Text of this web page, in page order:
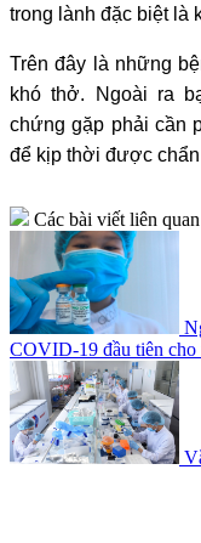
trong lành đặc biệt là
Trên đây là những
khó thở. Ngoài ra
chứng gặp phải cần
để kịp thời được
Các bài viết liên quan
COVID-19 đầu tiên cho